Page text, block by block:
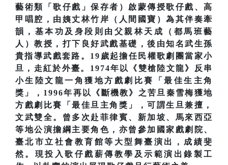
藝術類「歌仔戲」保存者）啟蒙傳授歌仔戲、高
甲唱腔，由姨丈林竹岸（人間國寶）為其伴奏牽
韻，基本功及身段則由父親林天成（都馬班藝
人）教授，打下良好武戲基礎，後由知名武生孫
貴指導武戲套路。19歲起擔任民權歌劇團當家小
旦，走紅於外臺。1974年以《雙槍陸文龍》反串
小生陸文龍一角獲地方戲劇比賽「最佳生主角
獎」，1996年再以《斷機教》之苦旦秦雪梅獲地
方戲劇比賽「最佳旦主角獎」，可謂生旦兼擅，
文武雙全。曾多次赴菲律賓、新加坡、馬來西亞
等地公演擔綱主要角色，亦曾參加國家戲劇院、
臺北市立社會教育館等大型舞臺演出，成績斐
然。現投入歌仔戲薪傳教學及示範演出錄製工